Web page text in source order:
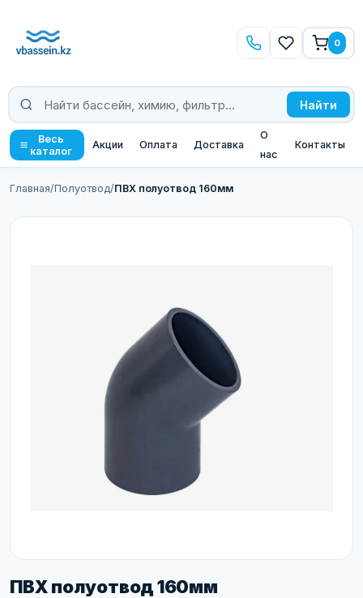
Найти
0
Весь
каталог
Акции Оплата Доставка
О
нас
Контакты
Главная/Полуотвод/ПВХ полуотвод 160мм
ПВХ полуотвод 160мм